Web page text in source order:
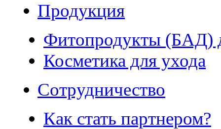
Продукция
Фитопродукты (БАД)
Косметика для ухода
Сотрудничество
Как стать партнером?